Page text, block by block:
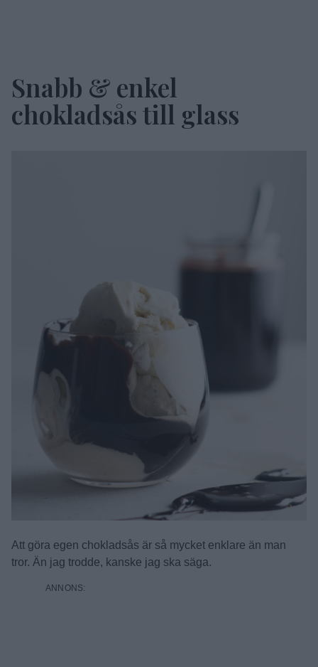
Snabb & enkel
chokladsås till glass
Att göra egen chokladsås är så mycket enklare än man
tror. Än jag trodde, kanske jag ska säga.